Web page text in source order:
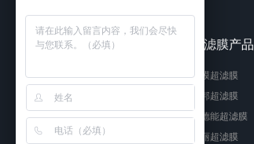
关于我们
公司简介
人才招聘
超滤膜产品
蓝膜超滤膜
杜邦超滤膜
海德能超滤膜
东丽超滤膜